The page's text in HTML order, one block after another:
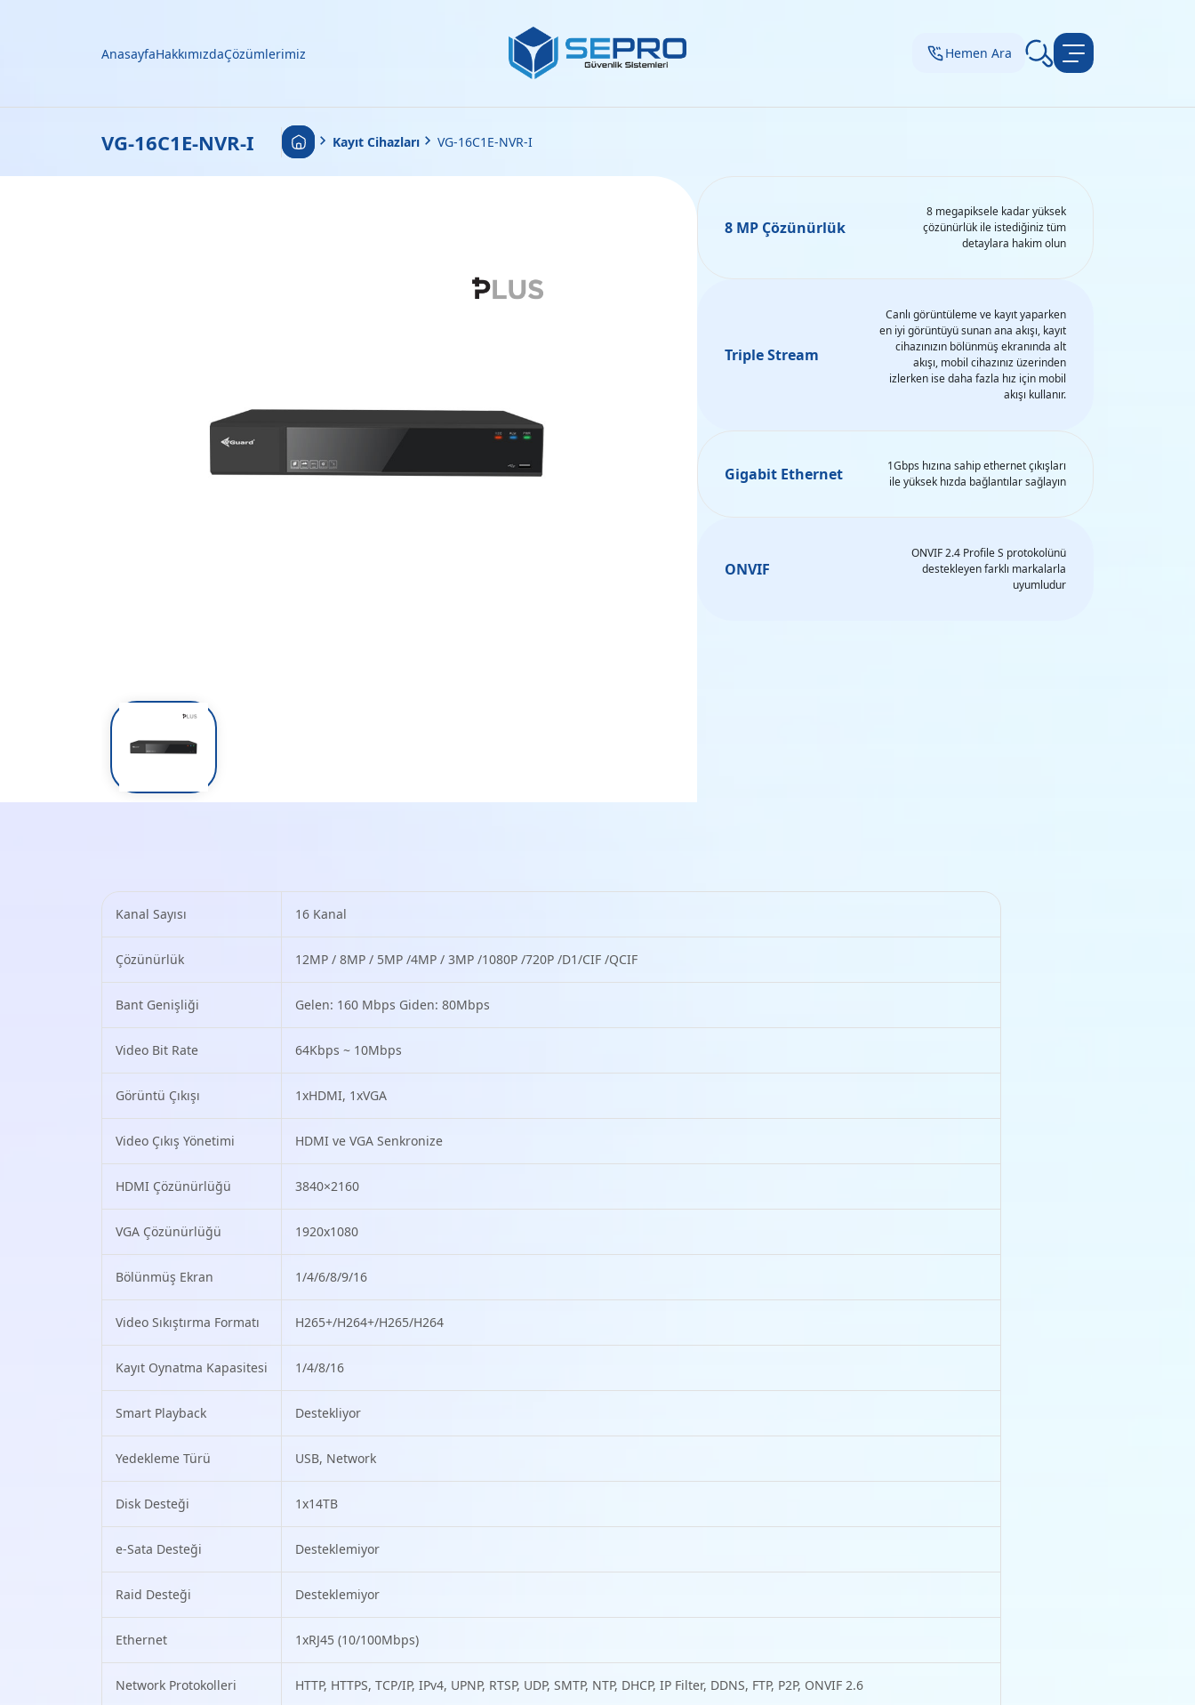
AnasayfaHakkımızdaÇözümlerimiz Hemen Ara
VG-16C1E-NVR-I AnasayfaKayıt Cihazları VG-16C1E-NVR-I
8 MP Çözünürlük
8 megapiksele kadar yüksek
çözünürlük ile istediğiniz tüm
detaylara hakim olun
Triple Stream
Canlı görüntüleme ve kayıt yaparken
en iyi görüntüyü sunan ana akışı, kayıt
cihazınızın bölünmüş ekranında alt
akışı, mobil cihazınız üzerinden
izlerken ise daha fazla hız için mobil
akışı kullanır.
Gigabit Ethernet
1Gbps hızına sahip ethernet çıkışları
ile yüksek hızda bağlantılar sağlayın
ONVIF
ONVIF 2.4 Profile S protokolünü
destekleyen farklı markalarla
uyumludur
Kanal Sayısı 16 Kanal
Çözünürlük 12MP / 8MP / 5MP /4MP / 3MP /1080P /720P /D1/CIF /QCIF
Bant Genişliği Gelen: 160 Mbps Giden: 80Mbps
Video Bit Rate 64Kbps ~ 10Mbps
Görüntü Çıkışı 1xHDMI, 1xVGA
Video Çıkış Yönetimi HDMI ve VGA Senkronize
HDMI Çözünürlüğü 3840×2160
VGA Çözünürlüğü 1920x1080
Bölünmüş Ekran 1/4/6/8/9/16
Video Sıkıştırma Formatı H265+/H264+/H265/H264
Kayıt Oynatma Kapasitesi 1/4/8/16
Smart Playback Destekliyor
Yedekleme Türü USB, Network
Disk Desteği 1x14TB
e-Sata Desteği Desteklemiyor
Raid Desteği Desteklemiyor
Ethernet 1xRJ45 (10/100Mbps)
Network Protokolleri HTTP, HTTPS, TCP/IP, IPv4, UPNP, RTSP, UDP, SMTP, NTP, DHCP, IP Filter, DDNS, FTP, P2P, ONVIF 2.6